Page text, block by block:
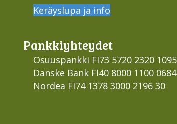
Keräyslupa ja info
Pankki­yhteydet
Osuuspankki FI73 5720 2320
Danske Bank FI40 8000 1100 0684
Nordea FI74 1378 3000 2196 30